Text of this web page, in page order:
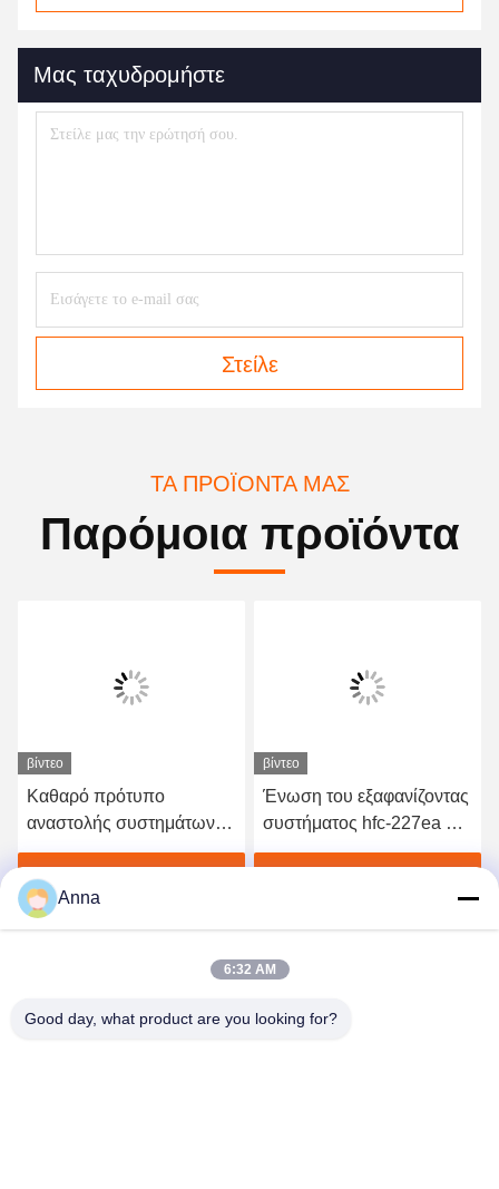
Μας ταχυδρομήστε
Στείλε
ΤΑ ΠΡΟΪΌΝΤΑ ΜΑΣ
Παρόμοια προϊόντα
βίντεο
Καθαρό πρότυπο
αναστολής συστημάτων
αιθουσών HFC 227ea
πυροσβυστικό 16L
Βρείτε την καλύτερη τιμή
βίντεο
Ένωση του εξαφανίζοντας
συστήματος hfc-227ea με
τον ηλεκτρικό
Anna
6:32 AM
Good day, what product are you looking for?